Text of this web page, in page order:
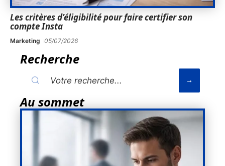
Les critères d’éligibilité pour faire certifier son
compte Insta
Marketing 05/07/2026
Recherche
Au sommet